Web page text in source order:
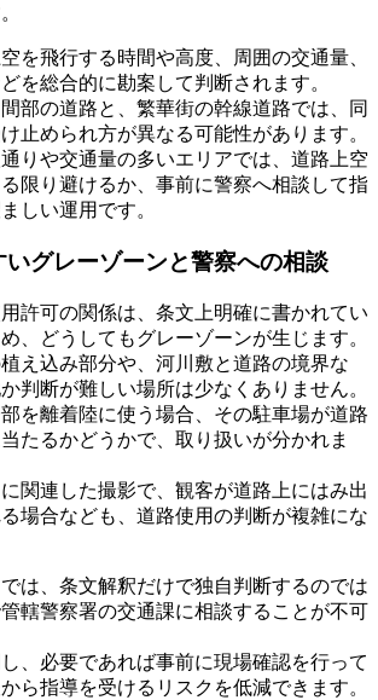
を飛行する時間や高度、周囲の交通量、
を総合的に勘案して判断されます。
部の道路と、繁華街の幹線道路では、同
止められ方が異なる可能性があります。
りや交通量の多いエリアでは、道路上空
限り避けるか、事前に警察へ相談して指
しい運用です。
グレーゾーンと警察への相談
許可の関係は、条文上明確に書かれてい
、どうしてもグレーゾーンが生じます。
え込み部分や、河川敷と道路の境界な
判断が難しい場所は少なくありません。
を離着陸に使う場合、その駐車場が道路
たるかどうかで、取り扱いが分かれま
関連した撮影で、観客が道路上にはみ出
場合なども、道路使用の判断が複雑にな
は、条文解釈だけで独自判断するのでは
轄警察署の交通課に相談することが不可
、必要であれば事前に現場確認を行って
ら指導を受けるリスクを低減できます。